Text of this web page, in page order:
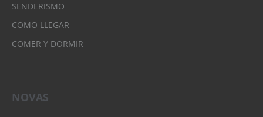
SENDERISMO
COMO LLEGAR
COMER Y DORMIR
NOVAS